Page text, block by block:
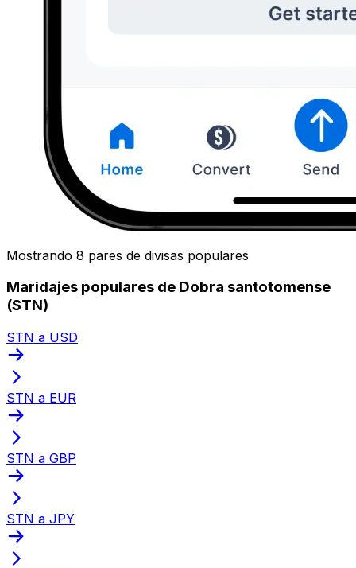
Mostrando 8 pares de divisas populares
Maridajes populares de Dobra santotomense
(STN)
STN a USD
STN a EUR
STN a GBP
STN a JPY